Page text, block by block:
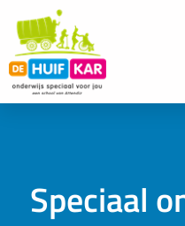
Speciaal